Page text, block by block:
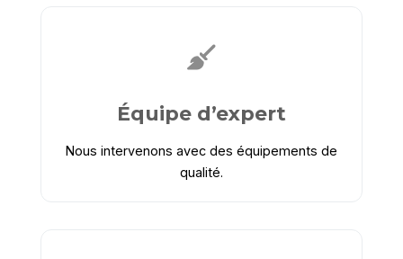
Équipe d’expert
Nous intervenons avec des équipements de
qualité.